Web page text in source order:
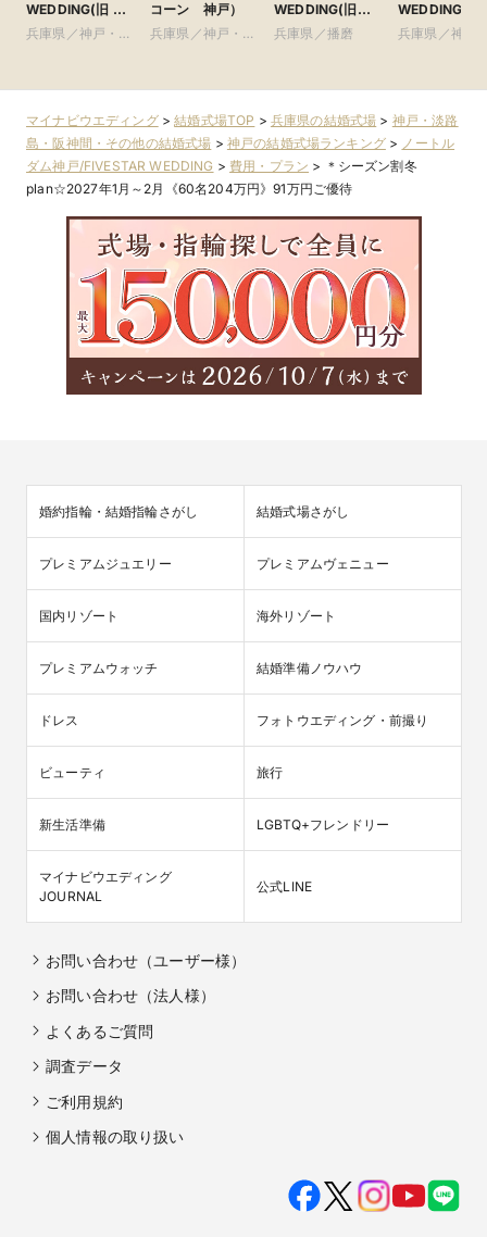
WEDDING(旧 山
手迎賓館 神戸)
兵庫県／神戸・淡
コーン 神戸）
兵庫県／神戸・淡
WEDDING(旧
アーヴェリール迎
兵庫県／播磨
WEDDING(旧
イサイド迎賓
兵庫県／神戸
マイナビウエディング>結婚式場TOP > 兵庫県の結婚式場 > 神戸・淡路
島・阪神間・その他の結婚式場 > 神戸の結婚式場ランキング> ノートル
ダム神戸/FIVESTAR WEDDING > 費用・プラン > ＊シーズン割冬
plan☆2027年1月～2月《60名204万円》91万円ご優待
婚約指輪・結婚指輪さがし 結婚式場さがし
プレミアムジュエリー プレミアムヴェニュー
国内リゾート 海外リゾート
プレミアムウォッチ 結婚準備ノウハウ
ドレス フォトウエディング・前撮り
ビューティ 旅行
新生活準備 LGBTQ+フレンドリー
マイナビウエディング
JOURNAL
公式LINE
お問い合わせ（ユーザー様）
お問い合わせ（法人様）
よくあるご質問
調査データ
ご利用規約
個人情報の取り扱い